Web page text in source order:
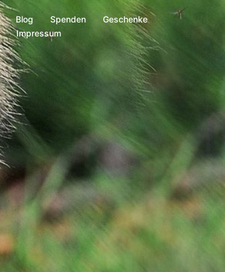
Blog Spenden
Geschenke
Impressum